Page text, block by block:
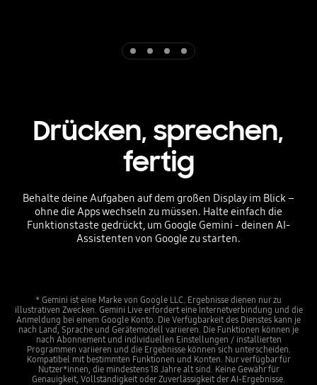
Drücken, sprechen,
fertig
Behalte deine Aufgaben auf dem großen Display im Blick –
ohne die Apps wechseln zu müssen. Halte einfach die
Funktionstaste gedrückt, um Google Gemini - deinen AI-
Assistenten von Google zu starten.
* Gemini ist eine Marke von Google LLC. Ergebnisse dienen nur zu
illustrativen Zwecken. Gemini Live erfordert eine Internetverbindung und die
Anmeldung bei einem Google Konto. Die Verfügbarkeit des Dienstes kann je
nach Land, Sprache und Gerätemodell variieren. Die Funktionen können je
nach Abonnement und individuellen Einstellungen / installierten
Programmen variieren und die Ergebnisse können sich unterscheiden.
Kompatibel mit bestimmten Funktionen und Konten. Nur verfügbar für
Nutzer*innen, die mindestens 18 Jahre alt sind. Keine Gewähr für
Genauigkeit, Vollständigkeit oder Zuverlässigkeit der AI-Ergebnisse.